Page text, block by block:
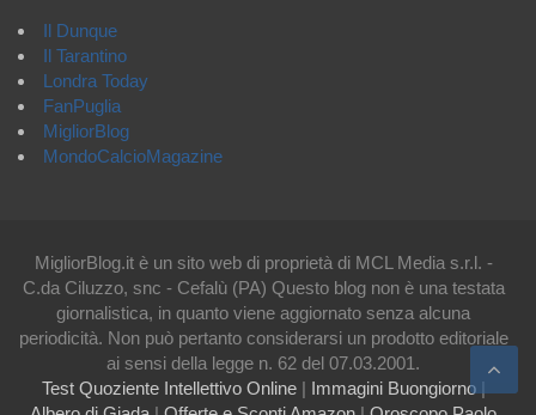
Il Dunque
Il Tarantino
Londra Today
FanPuglia
MigliorBlog
MondoCalcioMagazine
MigliorBlog.it è un sito web di proprietà di MCL Media s.r.l. -
C.da Ciluzzo, snc - Cefalù (PA) Questo blog non è una testata
giornalistica, in quanto viene aggiornato senza alcuna
periodicità. Non può pertanto considerarsi un prodotto editoriale
ai sensi della legge n. 62 del 07.03.2001.
Test Quoziente Intellettivo Online| Immagini Buongiorno|